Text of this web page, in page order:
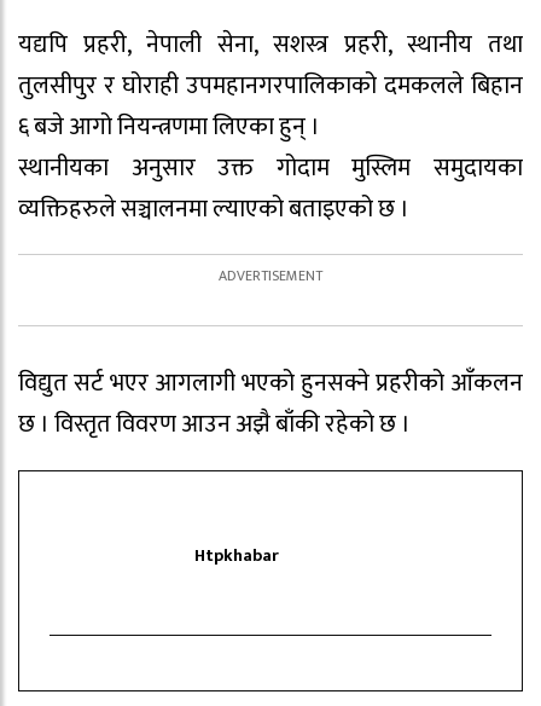
यद्यपि प्रहरी, नेपाली सेना, सशस्त्र प्रहरी, स्थानीय तथा
तुलसीपुर र घोराही उपमहानगरपालिकाको दमकलले बिहान
६ बजे आगो नियन्त्रणमा लिएका हुन् ।
स्थानीयका अनुसार उक्त गोदाम मुस्लिम समुदायका
व्यक्तिहरुले सञ्चालनमा ल्याएको बताइएको छ ।
विद्युत सर्ट भएर आगलागी भएको हुनसक्ने प्रहरीको आँकलन
छ । विस्तृत विवरण आउन अझै बाँकी रहेको छ ।
Htpkhabar